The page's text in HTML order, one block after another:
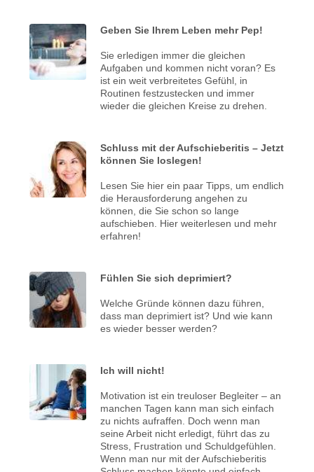
Geben Sie Ihrem Leben mehr Pep!
Sie erledigen immer die gleichen
Aufgaben und kommen nicht voran? Es
ist ein weit verbreitetes Gefühl, in
Routinen festzustecken und immer
wieder die gleichen Kreise zu drehen.
Schluss mit der Aufschieberitis – Jetzt
können Sie loslegen!
Lesen Sie hier ein paar Tipps, um endlich
die Herausforderung angehen zu
können, die Sie schon so lange
aufschieben. Hier weiterlesen und mehr
erfahren!
Fühlen Sie sich deprimiert?
Welche Gründe können dazu führen,
dass man deprimiert ist? Und wie kann
es wieder besser werden?
Ich will nicht!
Motivation ist ein treuloser Begleiter – an
manchen Tagen kann man sich einfach
zu nichts aufraffen. Doch wenn man
seine Arbeit nicht erledigt, führt das zu
Stress, Frustration und Schuldgefühlen.
Wenn man nur mit der Aufschieberitis